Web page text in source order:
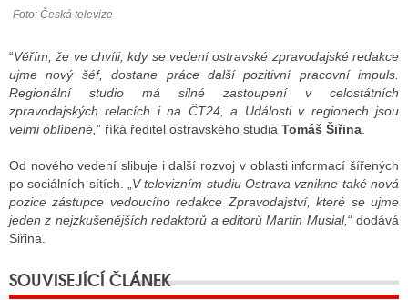
INTERNET
STRÁNKY RÁDIÍ
STRÁNKY TV
TISK
Foto: Česká televize
“Věřím, že ve chvíli, kdy se vedení ostravské zpravodajské redakce
ujme nový šéf, dostane práce další pozitivní pracovní impuls.
Regionální studio má silné zastoupení v celostátních
zpravodajských relacích i na ČT24, a Události v regionech jsou
velmi oblíbené, ” říká ředitel ostravského studia Tomáš Šiřina
Od nového vedení slibuje i další rozvoj v oblasti informací šířených
po sociálních sítích. „ V televizním studiu Ostrava vznikne také nová
pozice zástupce vedoucího redakce Zpravodajství, které se ujme
jeden z nejzkušenějších redaktorů a editorů Martin Musial,“ dodává
Siřina.